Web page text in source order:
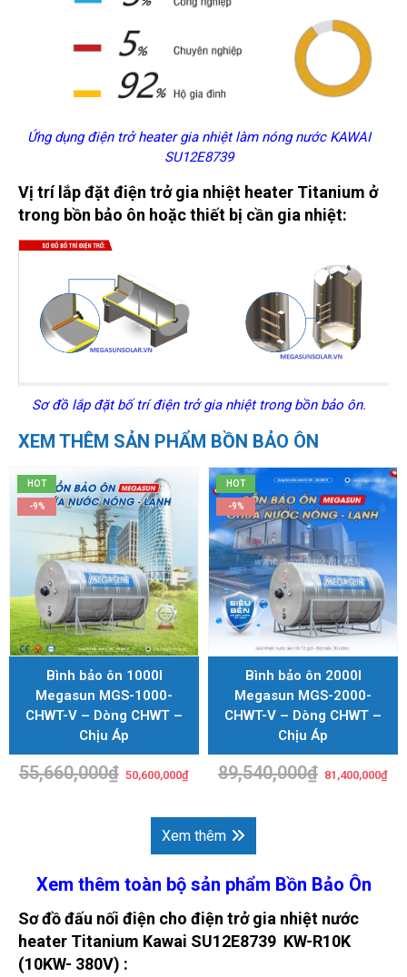
Ứng dụng điện trở heater gia nhiệt làm nóng nước KAWAI
SU12E8739
Vị trí lắp đặt điện trở gia nhiệt heater Titanium ở
trong bồn bảo ôn hoặc thiết bị cần gia nhiệt:
Sơ đồ lắp đặt bố trí điện trở gia nhiệt trong bồn bảo ôn.
XEM THÊM SẢN PHẨM BỒN BẢO ÔN
HOT
-9%
Bình bảo ôn 1000l
Megasun MGS-1000-
CHWT-V – Dòng CHWT –
Chịu Áp
55,660,000₫ Giá
gốc
50,600,000₫Giá
50,600,000₫.
HOT
-9%
Bình bảo ôn 2000l
Megasun MGS-2000-
CHWT-V – Dòng CHWT –
Chịu Áp
89,540,000₫ Giá
gốc
81,400,000₫Giá
Xem thêm
Xem thêm toàn bộ sản phẩm Bồn Bảo Ôn
Sơ đồ đấu nối điện cho điện trở gia nhiệt nước
heater Titanium Kawai SU12E8739 KW-R10K
(10KW- 380V) :